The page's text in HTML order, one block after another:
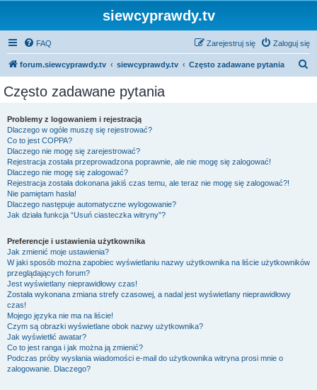
siewcyprawdy.tv
FAQ Zaloguj się
Zarejestruj się
forum.siewcyprawdy.tv siewcyprawdy.tv Często zadawane pytania
Często zadawane pytania
Problemy z logowaniem i rejestracją
Dlaczego w ogóle muszę się rejestrować?
Co to jest COPPA?
Dlaczego nie mogę się zarejestrować?
Rejestracja została przeprowadzona poprawnie, ale nie mogę się zalogować!
Dlaczego nie mogę się zalogować?
Rejestracja została dokonana jakiś czas temu, ale teraz nie mogę się zalogować?!
Nie pamiętam hasła!
Dlaczego następuje automatyczne wylogowanie?
Jak działa funkcja “Usuń ciasteczka witryny”?
Preferencje i ustawienia użytkownika
Jak zmienić moje ustawienia?
W jaki sposób można zapobiec wyświetlaniu nazwy użytkownika na liście użytkowników
przeglądających forum?
Jest wyświetlany nieprawidłowy czas!
Została wykonana zmiana strefy czasowej, a nadal jest wyświetlany nieprawidłowy
czas!
Mojego języka nie ma na liście!
Czym są obrazki wyświetlane obok nazwy użytkownika?
Jak wyświetlić awatar?
Co to jest ranga i jak można ją zmienić?
Podczas próby wysłania wiadomości e-mail do użytkownika witryna prosi mnie o
zalogowanie. Dlaczego?